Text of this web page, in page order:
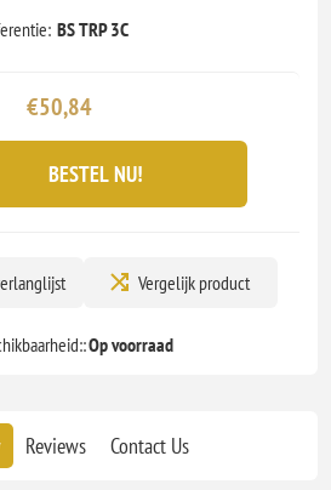
BS TRP 3C
€50,84
BESTEL NU!
Vergelijk product
Op voorraad
Reviews Contact Us